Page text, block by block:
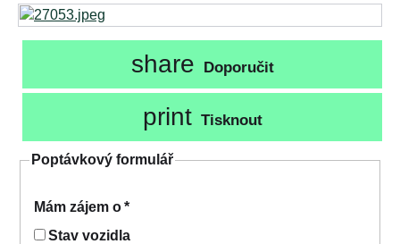
share Doporučit
print Tisknout
Poptávkový formulář
Mám zájem o*
Stav vozidla